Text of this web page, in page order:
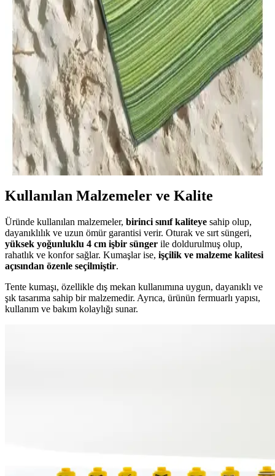
Gölge Alanlarda Fonksiyonel ve Estetik Kullanım
Önerileri ile Mekan Planlama
Gölge alanlar, doğru bitki seçimi ve tasarım önerileriyle estetik ve
kullanışlı mekanlara dönüşebilir. Sıcak küvet, dinlenme köşeleri ve
gölge bahçeleri bu alanların potansiyelini artırır.
Konfor Halı Katlanabilir ve Savana 8812: Çok
Amaçlı Plaj ve Piknik Halıları İncelemesi
İki farklı konfor halısı modeli, dayanıklılık, kullanım alanları ve
taşıma kolaylığı açısından detaylı analiz edilerek karşılaştırıldı.
Ürünlerin özellikleri ve kullanıcı deneyimleri özetleniyor.
Kullanılan Malzemeler ve Kalite
Üründe kullanılan malzemeler, birinci sınıf kaliteye sahip olup,
dayanıklılık ve uzun ömür garantisi verir. Oturak ve sırt süngeri,
yüksek yoğunluklu 4 cm işbir sünger ile doldurulmuş olup,
rahatlık ve konfor sağlar. Kumaşlar ise, işçilik ve malzeme kalitesi
açısından özenle seçilmiştir.
Tente kumaşı, özellikle dış mekan kullanımına uygun, dayanıklı ve
şık tasarıma sahip bir malzemedir. Ayrıca, ürünün fermuarlı yapısı,
kullanım ve bakım kolaylığı sunar.